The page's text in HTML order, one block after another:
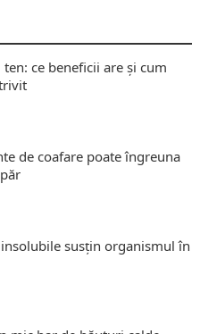
ce beneficii are și cum
de coafare poate îngreuna
susțin organismul în